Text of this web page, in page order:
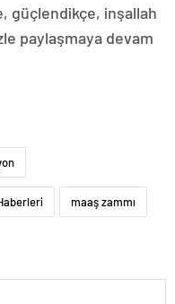
güçlendikçe, inşallah
paylaşmaya devam
maaş zammı